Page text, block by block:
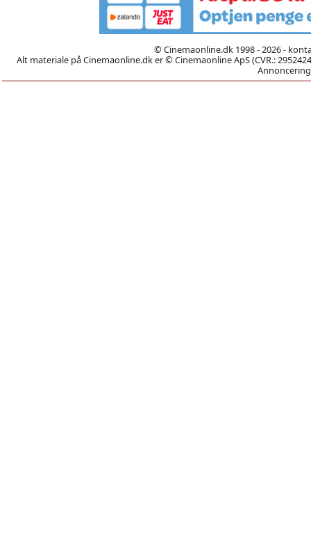
© Cinemaonline.dk 1998 - 2026 -
Alt materiale på Cinemaonline.dk er © Cinemaonline ApS (CVR.: